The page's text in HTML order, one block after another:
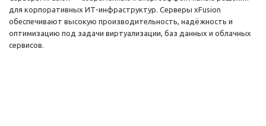
для корпоративных ИТ-инфраструктур. Серверы xFusion
обеспечивают высокую производительность, надёжность и
оптимизацию под задачи виртуализации, баз данных и облачных
сервисов.